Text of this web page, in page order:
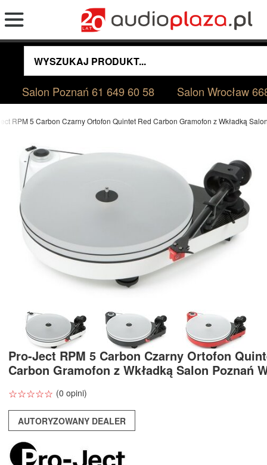
Salon Poznań61 649 60 58 Salon Wrocław
RPM 5 Carbon Czarny Ortofon Quintet Red Carbon Gramofon z Wkładką
Pro-Ject RPM 5 Carbon Czarny Ortofon
Carbon Gramofon z Wkładką Salon Poznań
☆☆☆☆☆
★★★★★ (0 opini)
AUTORYZOWANY DEALER